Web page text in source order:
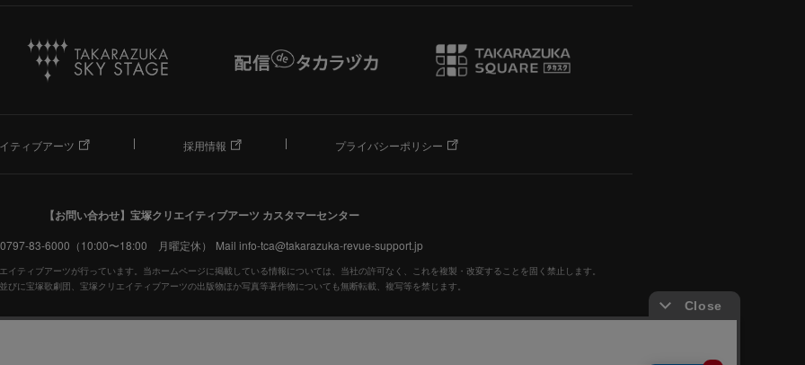
ティブアーツ 採用情報 プライバシーポリシー
【お問い合わせ】 宝塚クリエイティブアーツ カスタマーセンター
83-6000（10:00〜18:00 月曜定休） Mail info-tca@takarazuka-revue-support.jp
イティブアーツが行っています。当ホームページに掲載している情報については、当社の許可なく、これを複製・改変することを固く禁止します。
びに宝塚歌劇団、宝塚クリエイティブアーツの出版物ほか写真等著作物についても無断転載、複写等を禁じます。